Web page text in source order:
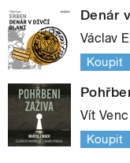
Denár
Václav
Koupit
Vít
Koupit